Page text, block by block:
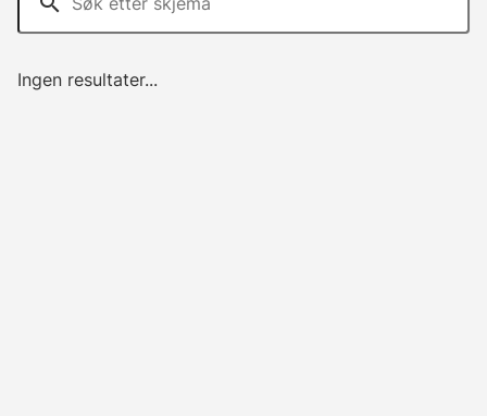
Ingen resultater...